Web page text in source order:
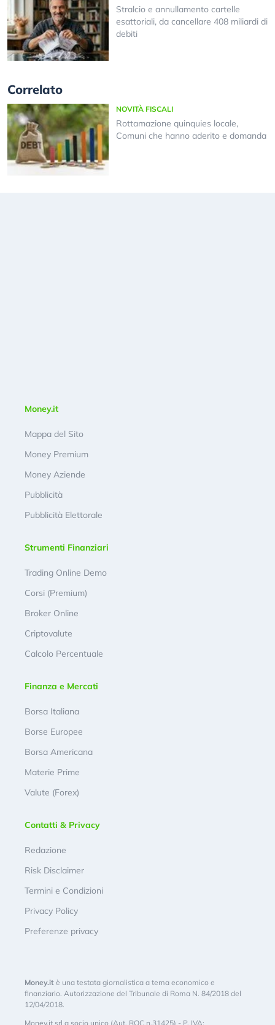
Stralcio e annullamento cartelle
esattoriali, da cancellare 408 miliardi di
debiti
Correlato
NOVITÀ FISCALI
Rottamazione quinquies locale,
Comuni che hanno aderito e domanda
Money.it
Mappa del Sito
Money Premium
Money Aziende
Pubblicità
Pubblicità Elettorale
Strumenti Finanziari
Trading Online Demo
Corsi (Premium)
Broker Online
Criptovalute
Calcolo Percentuale
Finanza e Mercati
Borsa Italiana
Borse Europee
Borsa Americana
Materie Prime
Valute (Forex)
Contatti & Privacy
Redazione
Risk Disclaimer
Termini e Condizioni
Privacy Policy
Preferenze privacy
Money.it è una testata giornalistica a tema economico e
finanziario. Autorizzazione del Tribunale di Roma N. 84/2018 del
12/04/2018.
Money.it srl a socio unico (Aut. ROC n.31425) - P. IVA: